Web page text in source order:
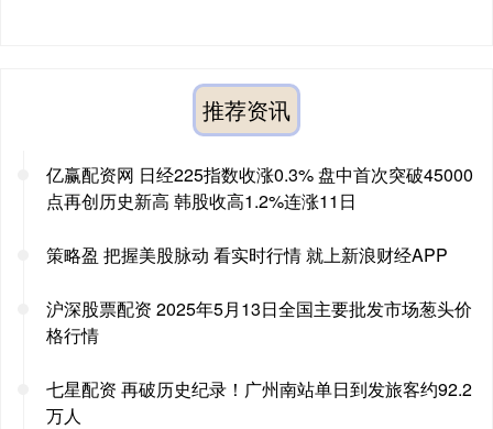
推荐资讯
亿赢配资网 日经225指数收涨0.3% 盘中首次突破45000
点再创历史新高 韩股收高1.2%连涨11日
策略盈 把握美股脉动 看实时行情 就上新浪财经APP
沪深股票配资 2025年5月13日全国主要批发市场葱头价
格行情
七星配资 再破历史纪录！广州南站单日到发旅客约92.2
万人